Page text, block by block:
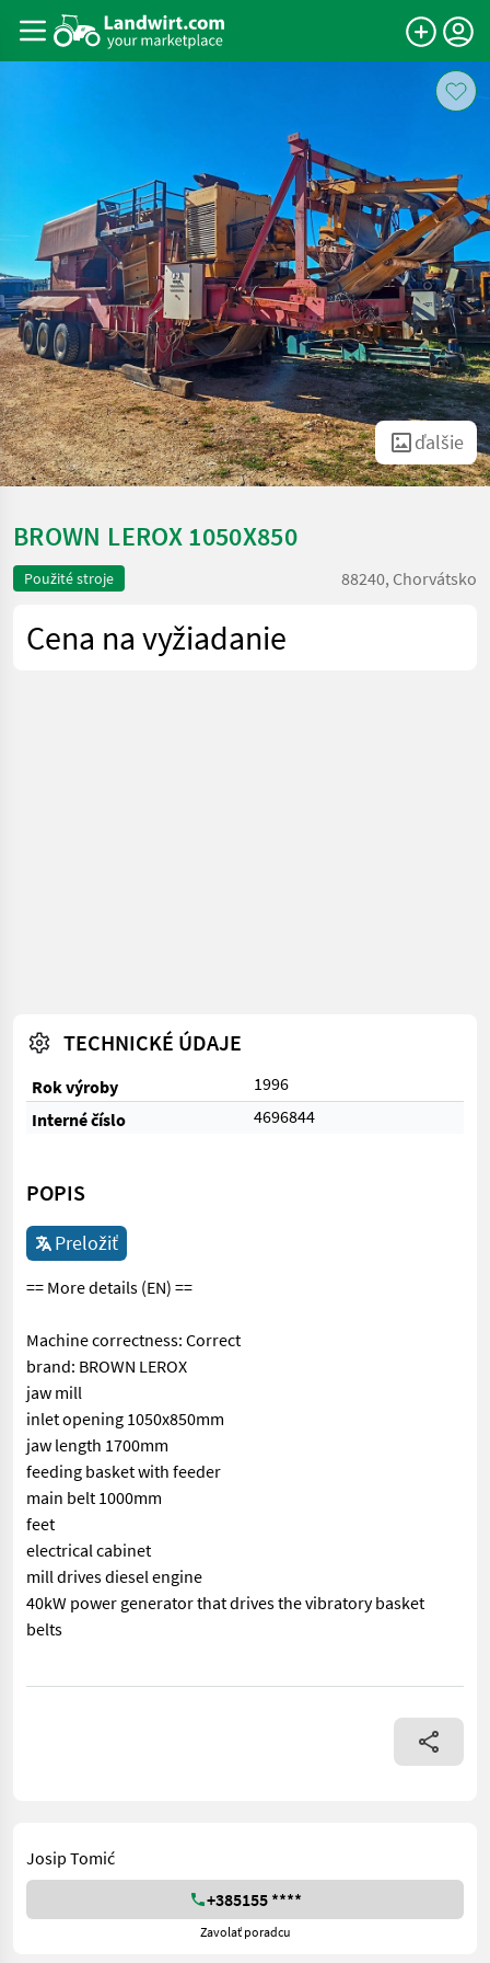
ďalšie
BROWN LEROX 1050X850
Použité stroje 88240, Chorvátsko
Cena na vyžiadanie
TECHNICKÉ ÚDAJE
Rok výroby
1996
Interné číslo
4696844
POPIS
Preložiť
== More details (EN) ==
Machine correctness: Correct
brand: BROWN LEROX
jaw mill
inlet opening 1050x850mm
jaw length 1700mm
feeding basket with feeder
main belt 1000mm
feet
electrical cabinet
mill drives diesel engine
40kW power generator that drives the vibratory basket
belts
== More details (EN) == Machine correctness: Correct brand:
Josip Tomić
+385155 ****
Zavolať poradcu